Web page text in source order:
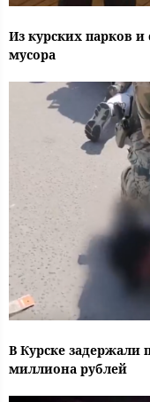
Из курских парков
мусора
В Курске задержали
миллиона рублей